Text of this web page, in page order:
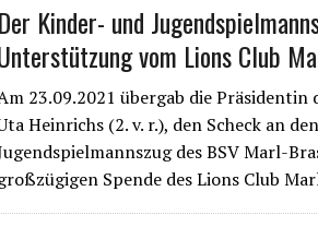
Der Kinder- und
vom Lions Club
23.09.2021 übergab die Präsidentin
Heinrichs (2. v. r.), den Scheck an
des BSV Marl-
Spende des Lions Club